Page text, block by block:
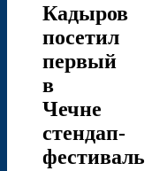
Кадыров
посетил
первый
в
Чечне
стендап-
фестиваль